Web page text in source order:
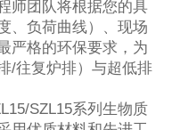
师团队将根据您的具
、负荷曲线）、现场
严格的环保要求，为
/往复炉排）与超低排
SZL15系列生物质